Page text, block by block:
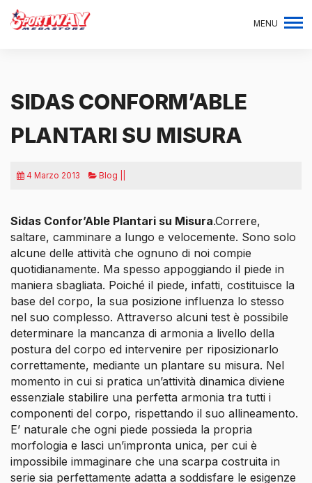
MENU
SIDAS CONFORM’ABLE
PLANTARI SU MISURA
4 Marzo 2013 Blog ||
Sidas Confor’Able Plantari su Misura.Correre,
saltare, camminare a lungo e velocemente. Sono solo
alcune delle attività che ognuno di noi compie
quotidianamente. Ma spesso appoggiando il piede in
maniera sbagliata. Poiché il piede, infatti, costituisce la
base del corpo, la sua posizione influenza lo stesso
nel suo complesso. Attraverso alcuni test è possibile
determinare la mancanza di armonia a livello della
postura del corpo ed intervenire per riposizionarlo
correttamente, mediante un plantare su misura. Nel
momento in cui si pratica unʼattività dinamica diviene
essenziale stabilire una perfetta armonia tra tutti i
componenti del corpo, rispettando il suo allineamento.
E’ naturale che ogni piede possieda la propria
morfologia e lasci unʼimpronta unica, per cui è
impossibile immaginare che una scarpa costruita in
serie sia perfettamente adatta a soddisfare le esigenze